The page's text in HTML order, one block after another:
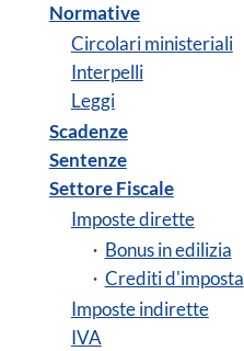
Normative
Circolari ministeriali
Interpelli
Leggi
Scadenze
Sentenze
Settore Fiscale
Imposte dirette
Bonus in edilizia
Crediti d'imposta
Imposte indirette
IVA